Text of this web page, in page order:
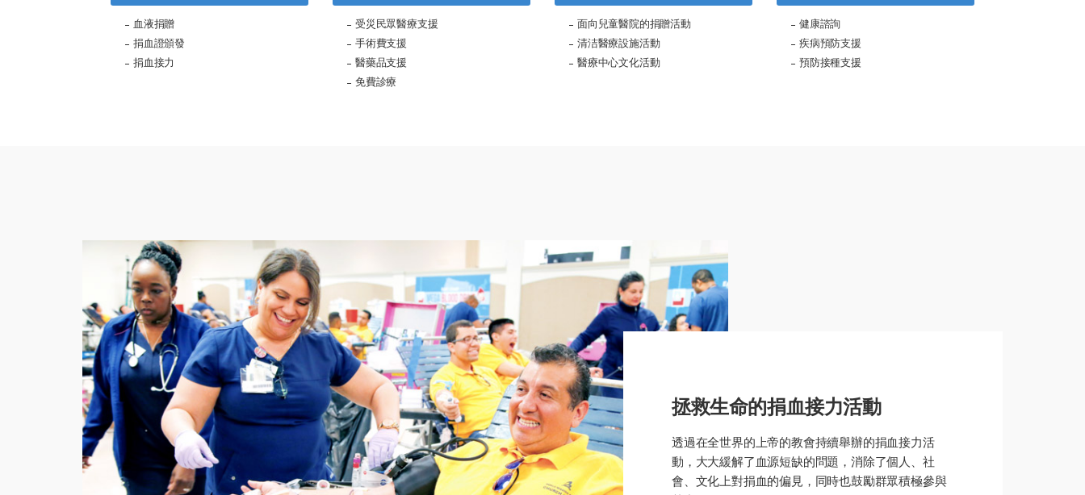
血液捐贈
捐血證頒發
捐血接力
受災民眾醫療支援
手術費支援
醫藥品支援
免費診療
面向兒童醫院的捐贈活動
清洁醫療設施活動
醫療中心文化活動
健康諮詢
疾病預防支援
預防接種支援
拯救生命的捐血接力活動
透過在全世界的上帝的教會持續舉辦的捐血接力活
動，大大緩解了血源短缺的問題，消除了個人、社
會、文化上對捐血的偏見，同時也鼓勵群眾積極參與